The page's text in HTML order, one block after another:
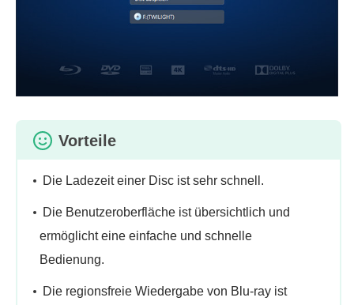
Vorteile
Die Ladezeit einer Disc ist sehr schnell.
Die Benutzeroberfläche ist übersichtlich und
ermöglicht eine einfache und schnelle
Bedienung.
Die regionsfreie Wiedergabe von Blu-ray ist